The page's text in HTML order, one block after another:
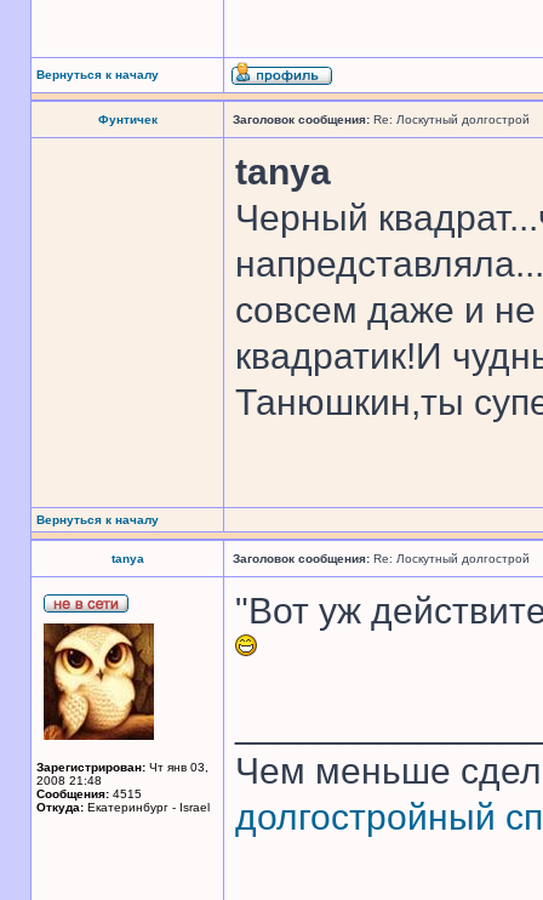
Вернуться к началу
Фунтичек Заголовок сообщения: Re: Лоскутный долгострой
tanya
Черный
совсем даже и
квадратик!И
Танюшкин,ты
Вернуться к началу
tanya Заголовок сообщения: Re: Лоскутный долгострой
Зарегистрирован: Чт янв 03,
2008 21:48
Сообщения: 4515
Откуда: Екатеринбург - Israel
"Вот уж
Чем меньше
долгостройный